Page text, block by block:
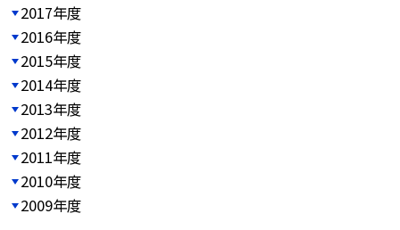
2017年度
2016年度
2015年度
2014年度
2013年度
2012年度
2011年度
2010年度
2009年度